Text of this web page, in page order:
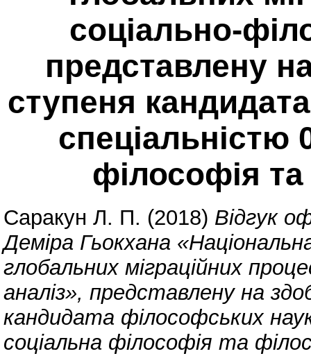
соціально-
представлену
ступеня
спеціальністю
філософія та
Саракун Л. П. (2018) Відгук
Деміра Гьокхана
глобальних міграційних
аналіз», представлену на
кандидата філософських
соціальна філософія та